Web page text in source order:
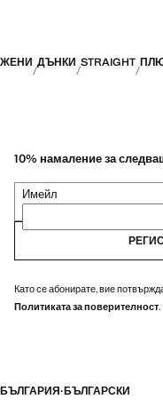
ЖЕНИ ДЪНКИ STRAIGHT
10% намаление за
Имейл
Като се абонирате, вие
Политиката за поверителност.
БЪЛГАРИЯ·БЪЛГАРСКИ